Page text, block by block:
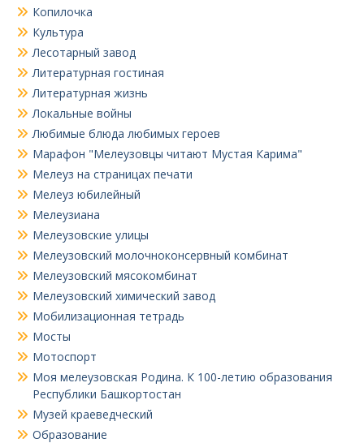
Копилочка
Культура
Лесотарный завод
Литературная гостиная
Литературная жизнь
Локальные войны
Любимые блюда любимых героев
Марафон "Мелеузовцы читают Мустая Карима"
Мелеуз на страницах печати
Мелеуз юбилейный
Мелеузиана
Мелеузовские улицы
Мелеузовский молочноконсервный комбинат
Мелеузовский мясокомбинат
Мелеузовский химический завод
Мобилизационная тетрадь
Мосты
Мотоспорт
Моя мелеузовская Родина. К 100-летию образования
Республики Башкортостан
Музей краеведческий
Образование